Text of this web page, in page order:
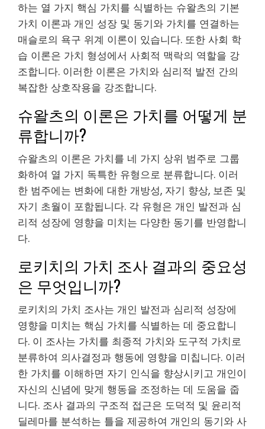
하는 열 가지 핵심 가치를 식별하는 슈왈츠의 기본
가치 이론과 개인 성장 및 동기와 가치를 연결하는
매슬로의 욕구 위계 이론이 있습니다. 또한 사회 학
습 이론은 가치 형성에서 사회적 맥락의 역할을 강
조합니다. 이러한 이론은 가치와 심리적 발전 간의
복잡한 상호작용을 강조합니다.
슈왈츠의 이론은 가치를 어떻게 분
류합니까?
슈왈츠의 이론은 가치를 네 가지 상위 범주로 그룹
화하여 열 가지 독특한 유형으로 분류합니다. 이러
한 범주에는 변화에 대한 개방성, 자기 향상, 보존 및
자기 초월이 포함됩니다. 각 유형은 개인 발전과 심
리적 성장에 영향을 미치는 다양한 동기를 반영합니
다.
로키치의 가치 조사 결과의 중요성
은 무엇입니까?
로키치의 가치 조사는 개인 발전과 심리적 성장에
영향을 미치는 핵심 가치를 식별하는 데 중요합니
다. 이 조사는 가치를 최종적 가치와 도구적 가치로
분류하여 의사결정과 행동에 영향을 미칩니다. 이러
한 가치를 이해하면 자기 인식을 향상시키고 개인이
자신의 신념에 맞게 행동을 조정하는 데 도움을 줍
니다. 조사 결과의 구조적 접근은 도덕적 및 윤리적
딜레마를 분석하는 틀을 제공하여 개인의 동기와 사